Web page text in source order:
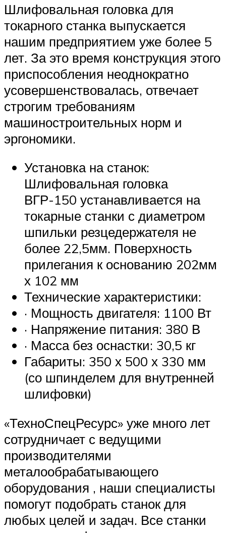
Шлифовальная головка для
токарного станка выпускается
нашим предприятием уже более 5
лет. За это время конструкция этого
приспособления неоднократно
усовершенствовалась, отвечает
строгим требованиям
машиностроительных норм и
эргономики.
Установка на станок:
Шлифовальная головка
ВГР-150 устанавливается на
токарные станки с диаметром
шпильки резцедержателя не
более 22,5мм. Поверхность
прилегания к основанию 202мм
х 102 мм
Технические характеристики:
· Мощность двигателя: 1100 Вт
· Напряжение питания: 380 В
· Масса без оснастки: 30,5 кг
Габариты: 350 х 500 х 330 мм
(со шпинделем для внутренней
шлифовки)
«ТехноСпецРесурс» уже много лет
сотрудничает с ведущими
производителями
металообрабатывающего
оборудования , наши специалисты
помогут подобрать станок для
любых целей и задач. Все станки